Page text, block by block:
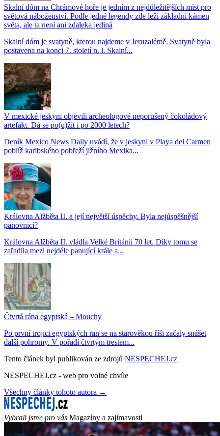
Skalní dóm na Chrámové hoře je jedním z nejdůležitějších míst pro
světová náboženství. Podle jedné legendy zde leží základní kámen
světa, ale ta není ani zdaleka jediná
Skalní dóm je svatyně, kterou najdeme v Jeruzalémě. Svatyně byla
postavena na konci 7. století n. l. Skalní...
V mexické jeskyni objevili archeologové neporušený čokoládový
artefakt. Dá se po(u)žít i po 2000 letech?
Deník Mexico News Daily uvádí, že v jeskyni v Playa del Carmen
poblíž karibského pobřeží jižního Mexika...
Královna Alžběta II. a její největší úspěchy. Byla nejúspěšnější
panovnicí?
Královna Alžběta II. vládla Velké Británii 70 let. Díky tomu se
zařadila mezi nejdéle panující krále a...
Čtvrtá rána egyptská – Mouchy
Po první trojici egyptských ran se na starověkou říši začaly snášet
další pohromy. V pořadí čtvrtým trestem...
Tento článek byl publikován ze zdrojů NESPECHEJ.cz
NESPECHEJ.cz - web pro volné chvíle
Všechny články tohoto autora →
Vybrali jsme pro vás Magazíny a zajímavosti